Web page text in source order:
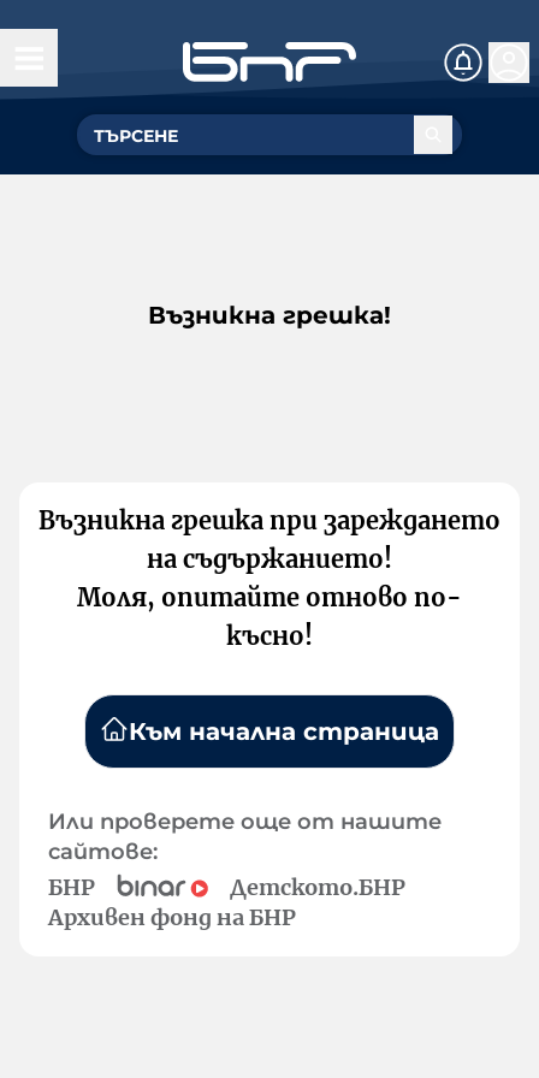
Възникна грешка!
Възникна грешка при зареждането
на съдържанието!
Моля, опитайте отново по-
късно!
Към начална страница
Или проверете още от нашите
сайтове:
БНР
Детското.БНР
Архивен фонд на БНР